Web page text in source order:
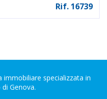
Rif. 16739
specializzata in
Genova.